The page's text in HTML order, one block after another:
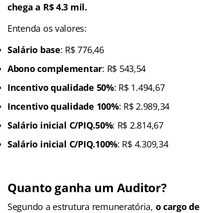
chega a R$ 4.3 mil.
Entenda os valores:
Salário base: R$ 776,46
Abono complementar: R$ 543,54
Incentivo qualidade 50%: R$ 1.494,67
Incentivo qualidade 100%: R$ 2.989,34
Salário inicial C/PIQ.50%: R$ 2.814,67
Salário inicial C/PIQ.100%: R$ 4.309,34
Quanto ganha um Auditor?
Segundo a estrutura remuneratória, o cargo de